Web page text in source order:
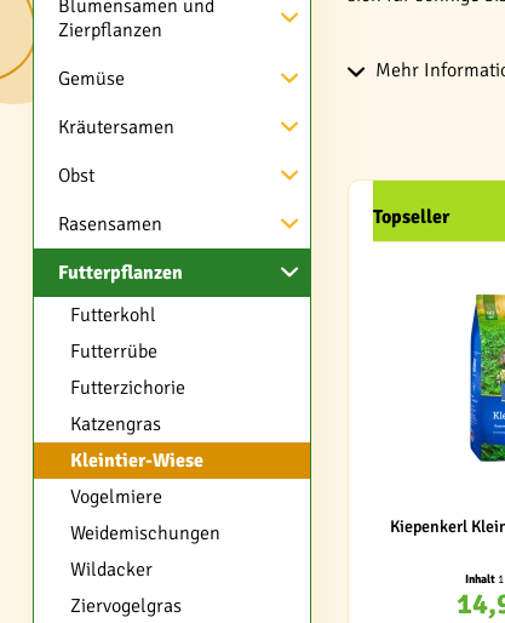
Blumensamen und
Zierpflanzen
Gemüse
Kräutersamen
Obst
Rasensamen
Futterpflanzen
Futterkohl
Futterrübe
Futterzichorie
Katzengras
Kleintier-Wiese
Vogelmiere
Weidemischungen
Wildacker
Ziervogelgras
Mehr
Topseller
Kiepenkerl
Inhalt